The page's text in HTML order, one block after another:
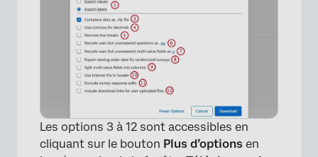
Les options 3 à 12 sont accessibles en
cliquant sur le bouton Plus d’options en